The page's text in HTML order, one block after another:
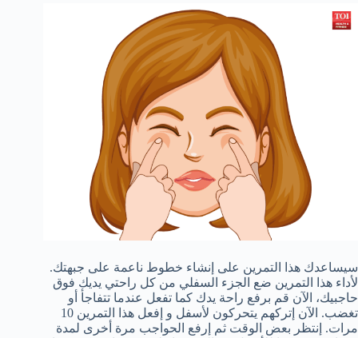
سيساعدك هذا التمرين على إنشاء خطوط ناعمة على جبهتك.
لأداء هذا التمرين ضع الجزء السفلي من كل راحتي يديك فوق
حاجبيك، الآن قم برفع راحة يدك كما تفعل عندما تتفاجأ أو
تغضب. الآن إتركهم يتحركون لأسفل و إفعل هذا التمرين 10
مرات. إنتظر بعض الوقت ثم إرفع الحواجب مرة أخرى لمدة